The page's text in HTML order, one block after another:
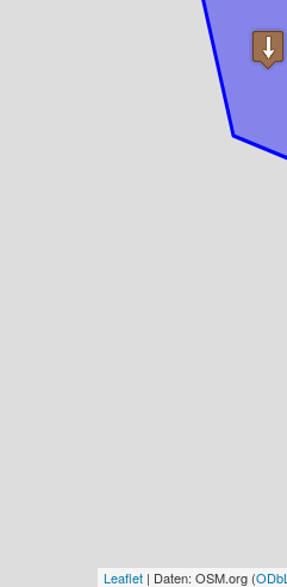
Leaflet | Daten: OSM.org (ODbL